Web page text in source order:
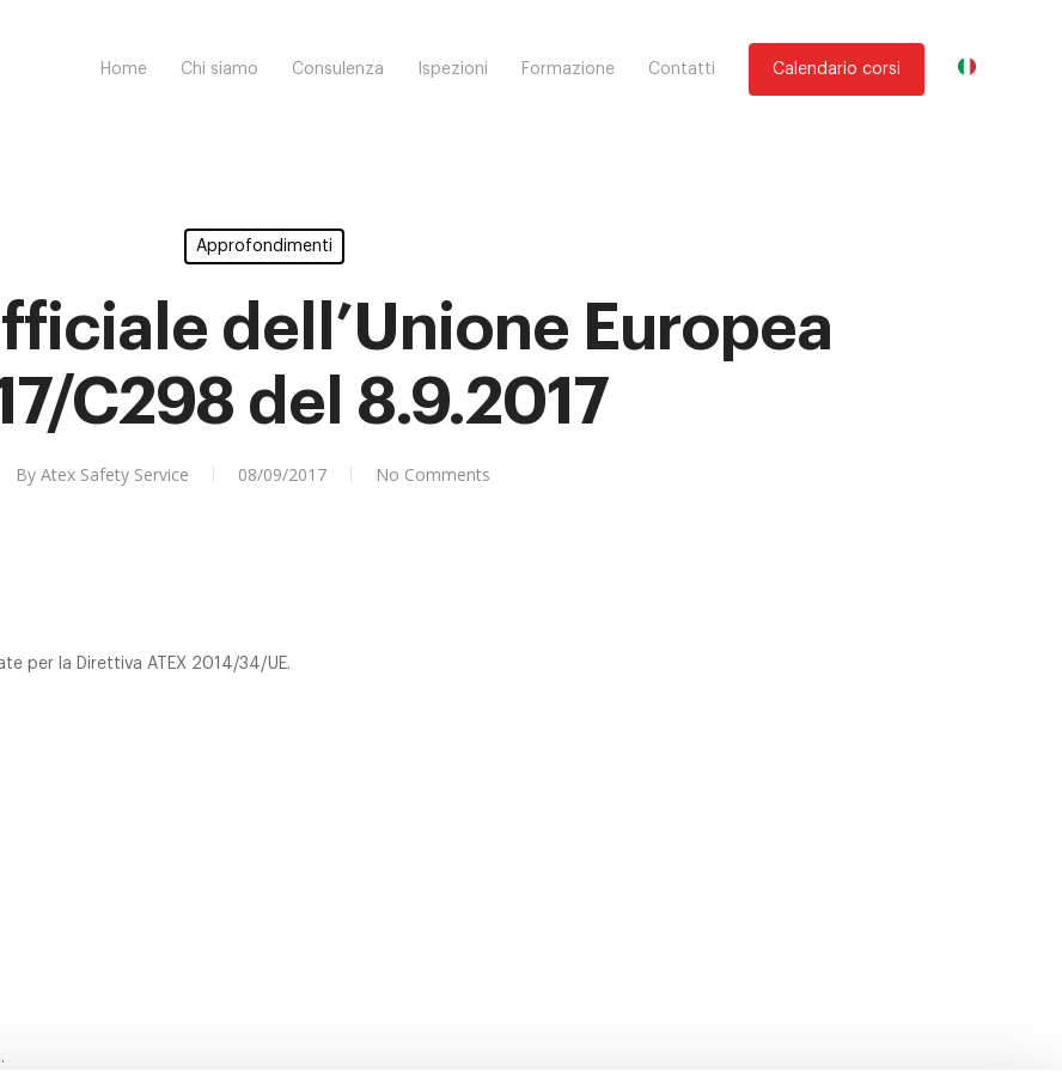
Home Chi siamo Consulenza Ispezioni Formazione Contatti Calendario corsi
Approfondimenti
dell’Unione Europea
C298 del 8.9.2017
By Atex Safety Service 08/09/2017 No Comments
per la Direttiva ATEX 2014/34/UE.